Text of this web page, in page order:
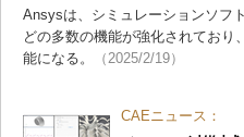
Ansysは、シミュレーションソフ
どの多数の機能が強化されてお
能になる。
（2025/2/19）
CAEニュース：